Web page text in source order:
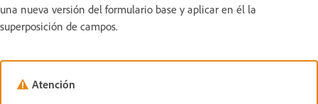
una nueva versión del formulario base y aplicar en él la
superposición de campos.
Atención